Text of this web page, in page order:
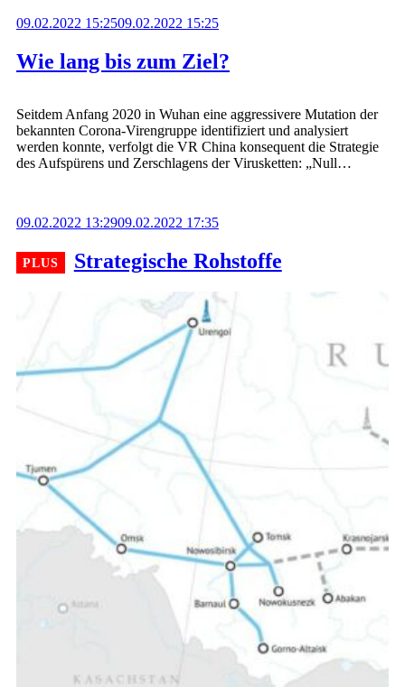
Wie lang bis zum Ziel?
09.02.2022 15:2509.02.2022 15:25
Seitdem Anfang 2020 in Wuhan eine aggressivere Mutation der
bekannten Corona-Virengruppe identifiziert und analysiert
werden konnte, verfolgt die VR China konsequent die Strategie
des Aufspürens und Zerschlagens der Virusketten: „Null…
Strategische Rohstoffe
09.02.2022 13:2909.02.2022 17:35